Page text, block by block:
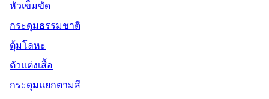
หัวเข็มขัด
กระดุมธรรมชาติ
ตุ้มโลหะ
ตัวแต่งเสื้อ
กระดุมแยกตามสี